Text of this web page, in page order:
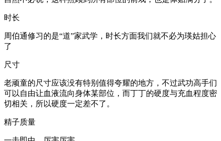
时长
周伯通修习的是“道”家武学，时长方面我们就不必为瑛姑担心
了
尺寸
老顽童的尺寸应该没有特别值得夸耀的地方，不过武功高手们
可以自由让血液流向身体某部位，而丁丁的硬度与充血程度密
切相关，所以硬度一定差不了。
精子质量